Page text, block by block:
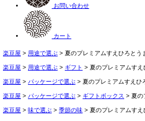
お問い合わせ
カート
楽豆屋 用途で選ぶ 夏のプレミアムすえひろとう
楽豆屋 用途で選ぶ ギフト 夏のプレミアムすえ
楽豆屋 パッケージで選ぶ 夏のプレミアムすえひ
楽豆屋 パッケージで選ぶ ギフトボックス 夏の
楽豆屋 味で選ぶ 季節の味 夏のプレミアムすえ